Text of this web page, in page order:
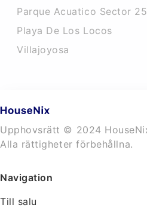
Parque Acuatico Sector 25
Playa De Los Locos
Villajoyosa
Upphovsrätt © 2024
Alla rättigheter förbehållna.
Navigation
Till salu